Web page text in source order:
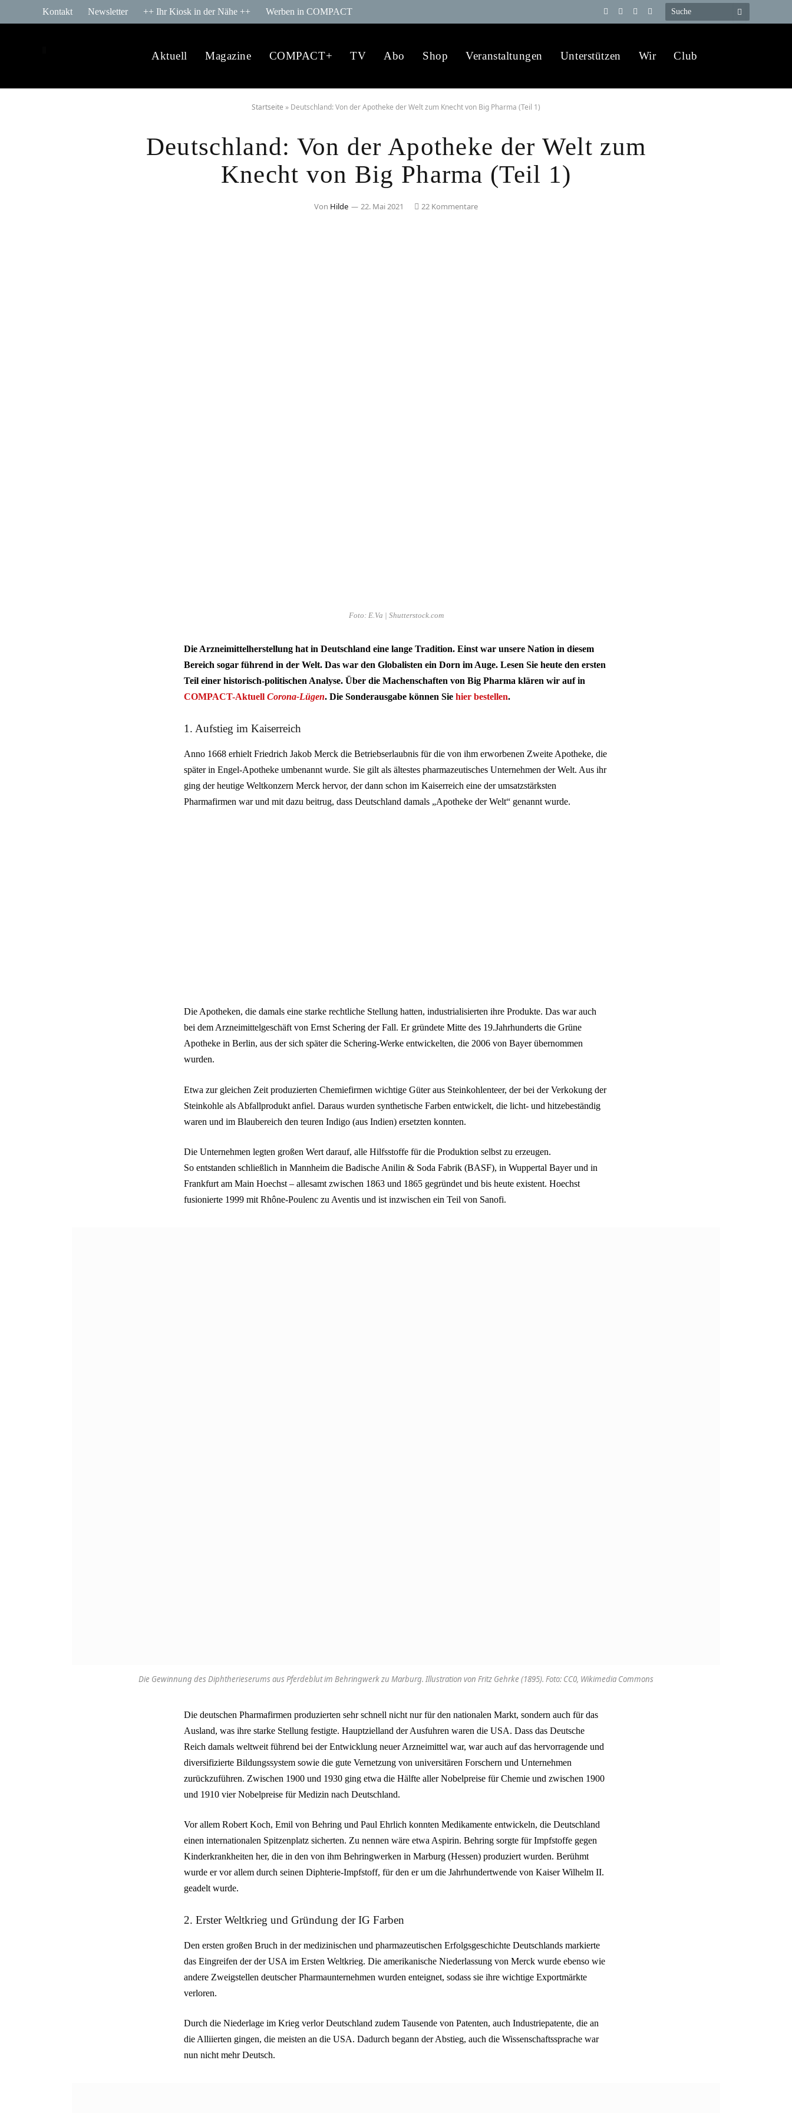
Kontakt Newsletter ++ Ihr Kiosk in der Nähe ++ Werben in COMPACT
Telegram
YouTube
X
WhatsApp
Aktuell Magazine COMPACT+ TV Abo Shop Veranstaltungen Unterstützen Wir Club
Startseite » Deutschland: Von der Apotheke der Welt zum Knecht von Big Pharma (Teil 1)
Deutschland: Von der Apotheke der Welt zum
Knecht von Big Pharma (Teil 1)
Von Hilde 22. Mai 2021 22 Kommentare
Foto: E.Va | Shutterstock.com
Die Arzneimittelherstellung hat in Deutschland eine lange Tradition. Einst war unsere Nation in diesem
Bereich sogar führend in der Welt. Das war den Globalisten ein Dorn im Auge. Lesen Sie heute den ersten
Teil einer historisch-politischen Analyse. Über die Machenschaften von Big Pharma klären wir auf in
COMPACT-Aktuell Corona-Lügen. Die Sonderausgabe können Sie hier bestellen.
1. Aufstieg im Kaiserreich
Anno 1668 erhielt Friedrich Jakob Merck die Betriebserlaubnis für die von ihm erworbenen Zweite Apotheke, die
später in Engel-Apotheke umbenannt wurde. Sie gilt als ältestes pharmazeutisches Unternehmen der Welt. Aus ihr
ging der heutige Weltkonzern Merck hervor, der dann schon im Kaiserreich eine der umsatzstärksten
Pharmafirmen war und mit dazu beitrug, dass Deutschland damals „Apotheke der Welt“ genannt wurde.
Die Apotheken, die damals eine starke rechtliche Stellung hatten, industrialisierten ihre Produkte. Das war auch
bei dem Arzneimittelgeschäft von Ernst Schering der Fall. Er gründete Mitte des 19.Jahrhunderts die Grüne
Apotheke in Berlin, aus der sich später die Schering-Werke entwickelten, die 2006 von Bayer übernommen
wurden.
Etwa zur gleichen Zeit produzierten Chemiefirmen wichtige Güter aus Steinkohlenteer, der bei der Verkokung der
Steinkohle als Abfallprodukt anfiel. Daraus wurden synthetische Farben entwickelt, die licht- und hitzebeständig
waren und im Blaubereich den teuren Indigo (aus Indien) ersetzten konnten.
Die Unternehmen legten großen Wert darauf, alle Hilfsstoffe für die Produktion selbst zu erzeugen.
So entstanden schließlich in Mannheim die Badische Anilin & Soda Fabrik (BASF), in Wuppertal Bayer und in
Frankfurt am Main Hoechst – allesamt zwischen 1863 und 1865 gegründet und bis heute existent. Hoechst
fusionierte 1999 mit Rhône-Poulenc zu Aventis und ist inzwischen ein Teil von Sanofi.
Die Gewinnung des Diphtherieserums aus Pferdeblut im Behringwerk zu Marburg. Illustration von Fritz Gehrke (1895). Foto: CC0, Wikimedia Commons
Die deutschen Pharmafirmen produzierten sehr schnell nicht nur für den nationalen Markt, sondern auch für das
Ausland, was ihre starke Stellung festigte. Hauptzielland der Ausfuhren waren die USA. Dass das Deutsche
Reich damals weltweit führend bei der Entwicklung neuer Arzneimittel war, war auch auf das hervorragende und
diversifizierte Bildungssystem sowie die gute Vernetzung von universitären Forschern und Unternehmen
zurückzuführen. Zwischen 1900 und 1930 ging etwa die Hälfte aller Nobelpreise für Chemie und zwischen 1900
und 1910 vier Nobelpreise für Medizin nach Deutschland.
Vor allem Robert Koch, Emil von Behring und Paul Ehrlich konnten Medikamente entwickeln, die Deutschland
einen internationalen Spitzenplatz sicherten. Zu nennen wäre etwa Aspirin. Behring sorgte für Impfstoffe gegen
Kinderkrankheiten her, die in den von ihm Behringwerken in Marburg (Hessen) produziert wurden. Berühmt
wurde er vor allem durch seinen Diphterie-Impfstoff, für den er um die Jahrhundertwende von Kaiser Wilhelm II.
geadelt wurde.
2. Erster Weltkrieg und Gründung der IG Farben
Den ersten großen Bruch in der medizinischen und pharmazeutischen Erfolgsgeschichte Deutschlands markierte
das Eingreifen der der USA im Ersten Weltkrieg. Die amerikanische Niederlassung von Merck wurde ebenso wie
andere Zweigstellen deutscher Pharmaunternehmen wurden enteignet, sodass sie ihre wichtige Exportmärkte
verloren.
Durch die Niederlage im Krieg verlor Deutschland zudem Tausende von Patenten, auch Industriepatente, die an
die Alliierten gingen, die meisten an die USA. Dadurch begann der Abstieg, auch die Wissenschaftssprache war
nun nicht mehr Deutsch.